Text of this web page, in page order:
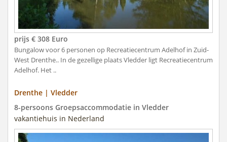
prijs € 308 Euro
Bungalow voor 6 personen op Recreatiecentrum Adelhof in Zuid-
West Drenthe.. In de gezellige plaats Vledder ligt Recreatiecentrum
Adelhof. Het ..
Drenthe | Vledder
8-persoons Groepsaccommodatie in Vledder
vakantiehuis in Nederland